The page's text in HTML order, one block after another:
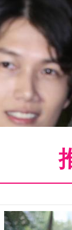
.五熊.張本
與環境議題